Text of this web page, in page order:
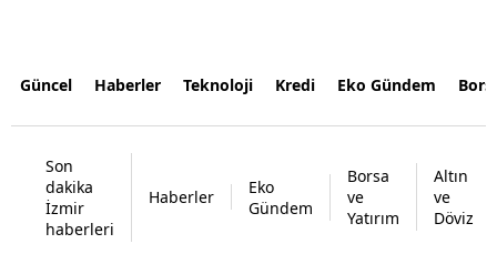
Güncel Haberler Teknoloji Kredi Eko Gündem
Son
dakika
İzmir
haberleri
Haberler
Eko
Gündem
Borsa
ve
Yatırım
Altın
ve
Döviz